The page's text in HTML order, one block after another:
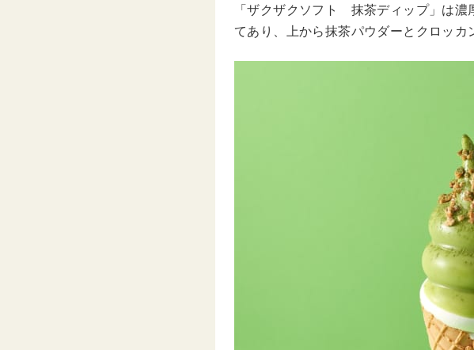
「ザクザクソフト 抹茶ディップ」は
てあり、上から抹茶パウダーとクロッカ